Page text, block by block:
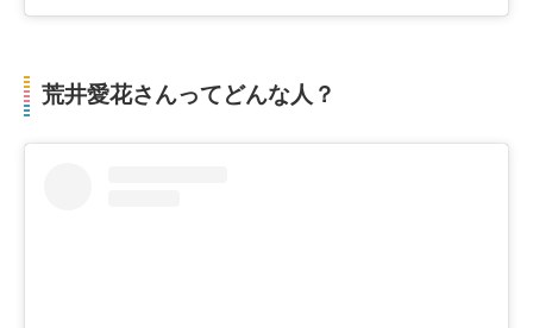
荒井愛花さんってどんな人？